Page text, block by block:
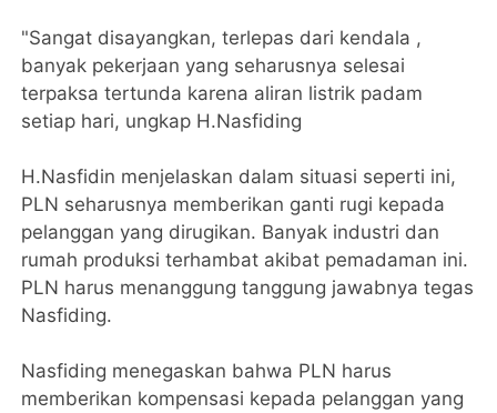
"Sangat disayangkan, terlepas dari kendala ,
banyak pekerjaan yang seharusnya selesai
terpaksa tertunda karena aliran listrik padam
setiap hari, ungkap H.Nasfiding
H.Nasfidin menjelaskan dalam situasi seperti ini,
PLN seharusnya memberikan ganti rugi kepada
pelanggan yang dirugikan. Banyak industri dan
rumah produksi terhambat akibat pemadaman ini.
PLN harus menanggung tanggung jawabnya tegas
Nasfiding.
Nasfiding menegaskan bahwa PLN harus
memberikan kompensasi kepada pelanggan yang